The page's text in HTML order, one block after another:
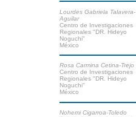
Lourdes Gabriela Talavera-
Aguilar
Centro de Investigaciones
Regionales "DR. Hideyo
Noguchi"
México
Rosa Carmina Cetina-Trejo
Centro de Investigaciones
Regionales "DR. Hideyo
Noguchi"
México
Nohemi Cigarroa-Toledo